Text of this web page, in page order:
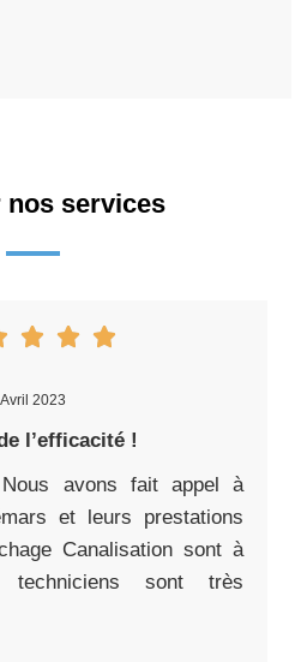
nos services
Avril 2023
l’efficacité !
avons fait appel à
et leurs prestations
Canalisation sont à
sont très